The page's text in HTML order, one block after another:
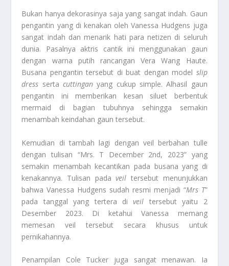
Bukan hanya dekorasinya saja yang sangat indah. Gaun
pengantin yang di kenakan oleh Vanessa Hudgens juga
sangat indah dan menarik hati para netizen di seluruh
dunia. Pasalnya aktris cantik ini menggunakan gaun
dengan warna putih rancangan Vera Wang Haute.
Busana pengantin tersebut di buat dengan model slip
dress sertacuttingan yang cukup simple. Alhasil gaun
pengantin ini memberikan kesan siluet berbentuk
mermaid di bagian tubuhnya sehingga semakin
menambah keindahan gaun tersebut.
Kemudian di tambah lagi dengan veil berbahan tulle
dengan tulisan “Mrs. T December 2nd, 2023” yang
semakin menambah kecantikan pada busana yang di
kenakannya. Tulisan padaveil tersebut menunjukkan
bahwa Vanessa Hudgens sudah resmi menjadi “Mrs T”
pada tanggal yang tertera diveil tersebut yaitu 2
Desember 2023. Di ketahui Vanessa memang
memesan veil tersebut secara khusus untuk
pernikahannya.
Penampilan Cole Tucker juga sangat menawan. Ia